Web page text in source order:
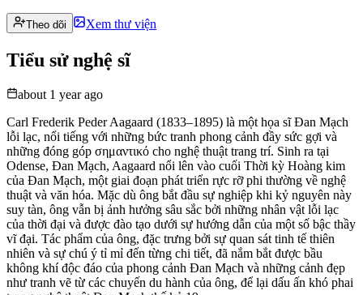
Theo dõi Xem thư viện
Tiểu sử nghệ sĩ
about 1 year ago
Carl Frederik Peder Aagaard (1833–1895) là một họa sĩ Đan Mạch
lỗi lạc, nổi tiếng với những bức tranh phong cảnh đầy sức gợi và
những đóng góp σημαντικό cho nghệ thuật trang trí. Sinh ra tại
Odense, Đan Mạch, Aagaard nổi lên vào cuối Thời kỳ Hoàng kim
của Đan Mạch, một giai đoạn phát triển rực rỡ phi thường về nghệ
thuật và văn hóa. Mặc dù ông bắt đầu sự nghiệp khi kỷ nguyên này
suy tàn, ông vẫn bị ảnh hưởng sâu sắc bởi những nhân vật lỗi lạc
của thời đại và được đào tạo dưới sự hướng dẫn của một số bậc thầy
vĩ đại. Tác phẩm của ông, đặc trưng bởi sự quan sát tinh tế thiên
nhiên và sự chú ý tỉ mỉ đến từng chi tiết, đã nắm bắt được bầu
không khí độc đáo của phong cảnh Đan Mạch và những cảnh đẹp
như tranh vẽ từ các chuyến du hành của ông, để lại dấu ấn khó phai